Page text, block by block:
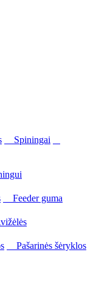
Spiningai
Feeder guma
Pašarinės šėryklos